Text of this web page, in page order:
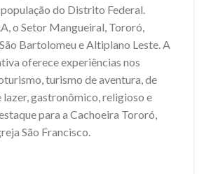
do Distrito Federal.
o Setor Mangueiral, Tororó,
Bartolomeu e Altiplano Leste. A
oferece experiências nos
turismo de aventura, de
lazer, gastronômico, religioso e
para a Cachoeira Tororó,
São Francisco.